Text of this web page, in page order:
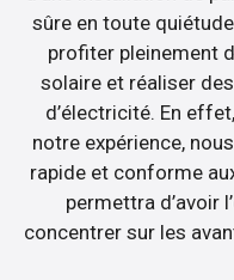
sûre en toute
profiter pleinement
solaire et réaliser
d’électricité. En
notre expérience,
rapide et conforme
permettra d’avoir
concentrer sur les